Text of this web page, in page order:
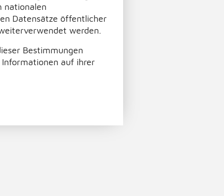
nationalen
Datensätze öffentlicher
werden.
Bestimmungen
auf ihrer